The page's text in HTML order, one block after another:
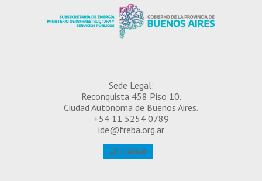
¿CÓMO INSCRIBIRSE EN EL IDE?
Sede Legal:
Reconquista 458 Piso 10.
Ciudad Autónoma de Buenos Aires.
+54 11 5254 0789
ide@freba.org.ar
LLAMAR